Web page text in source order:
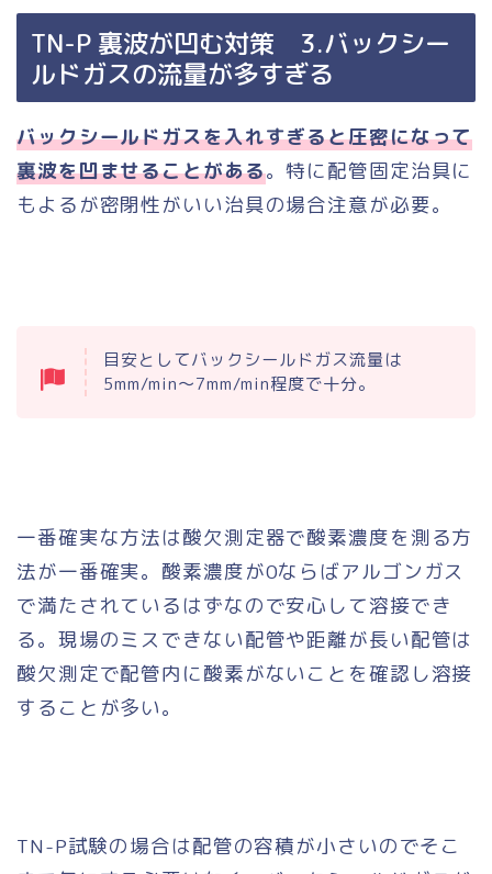
TN-P 裏波が凹む対策 3.バックシー
ルドガスの流量が多すぎる
バックシールドガスを入れすぎると圧密になって
裏波を凹ませることがある。特に配管固定治具に
もよるが密閉性がいい治具の場合注意が必要。
目安としてバックシールドガス流量は
5mm/min〜7mm/min程度で十分。
一番確実な方法は酸欠測定器で酸素濃度を測る方
法が一番確実。酸素濃度が0ならばアルゴンガス
で満たされているはずなので安心して溶接でき
る。現場のミスできない配管や距離が長い配管は
酸欠測定で配管内に酸素がないことを確認し溶接
することが多い。
TN-P試験の場合は配管の容積が小さいのでそこ